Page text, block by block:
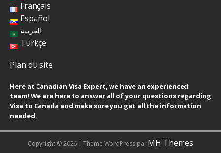
Français
Español
العربية
Türkçe
Plan du site
Here at Canadian Visa Expert, we have an experienced
team! We are here to answer all of your questions regarding
Visa to Canada and make sure you get all the information
needed.
Copyright © 2026 | Thème WordPress par MH Themes